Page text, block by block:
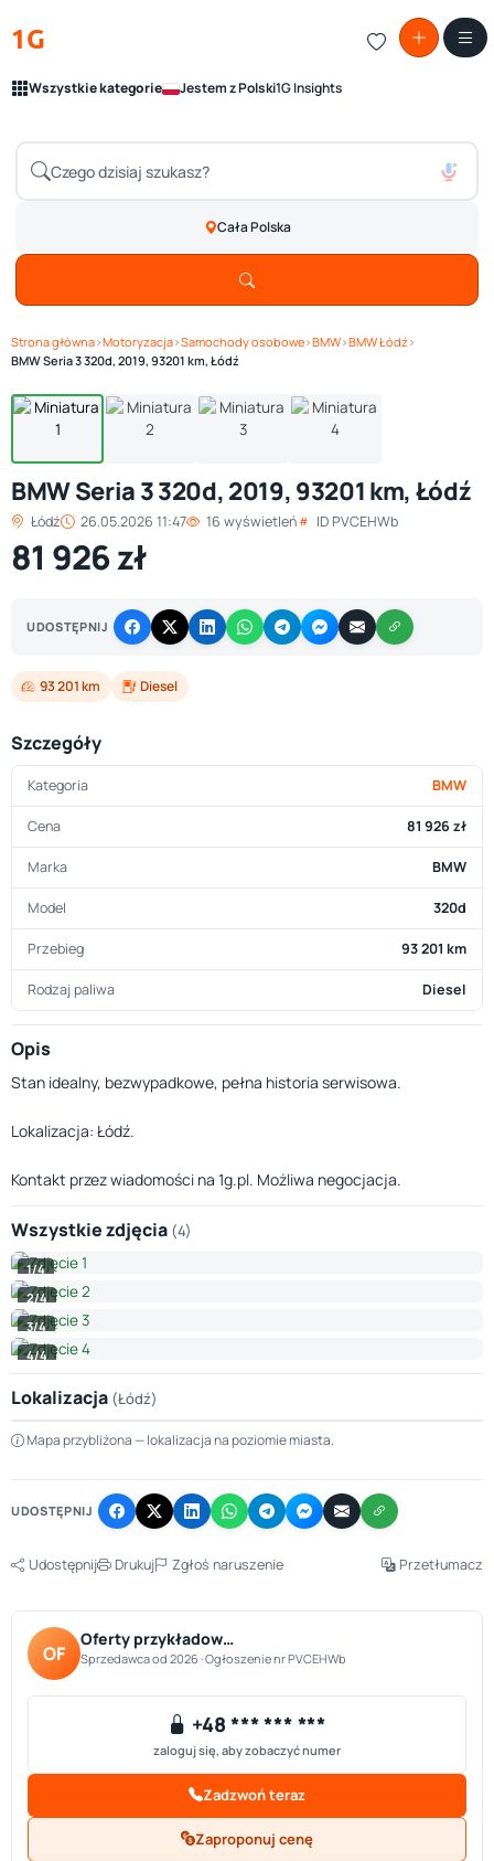
1G
Wszystkie kategorie Jestem z Polski1G Insights
Cała Polska
Strona główna›Motoryzacja›Samochody osobowe›BMW›BMW Łódź›
BMW Seria 3 320d, 2019, 93201 km, Łódź1 Zobacz galerię
BMW Seria 3 320d, 2019, 93201 km, Łódź
Łódź 26.05.2026 11:47 16 wyświetleń ID PVCEHWb
81 926 zł
UDOSTĘPNIJ
93 201 km Diesel
Szczegóły
Kategoria BMW
Cena 81 926 zł
Marka BMW
Model 320d
Przebieg 93 201 km
Rodzaj paliwa Diesel
Opis
Stan idealny, bezwypadkowe, pełna historia serwisowa.
Lokalizacja: Łódź.
Kontakt przez wiadomości na 1g.pl. Możliwa negocjacja.
Wszystkie zdjęcia (4)
1/4
2/4
3/4
4/4
Lokalizacja (Łódź)
+
−
Mapa przybliżona — lokalizacja na poziomie miasta.
UDOSTĘPNIJ
Udostępnij Drukuj Zgłoś naruszenie Przetłumacz
OF
Oferty przykładow…
Sprzedawca od 2026 · Ogłoszenie nr PVCEHWb
+48 *** *** ***
zaloguj się, aby zobaczyć numer
Zadzwoń teraz
Zaproponuj cenę